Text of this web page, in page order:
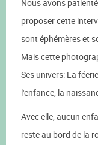
Nous avons
proposer cette
sont éphémères et
Mais cette
Ses univers: La
l'enfance, la
Avec elle, aucun
reste au bord de la